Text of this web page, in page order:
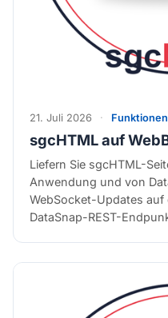
21. Juli 2026 · Funktionen
sgcHTML auf
Liefern Sie sgcHTML-
Anwendung und von
WebSocket-Updates auf
DataSnap-REST-